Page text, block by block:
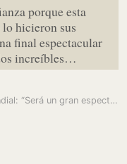
porque esta
hicieron sus
final espectacular
increíbles…
La Familia Real, en la final del Mundial: “Será un gran espectáculo,…